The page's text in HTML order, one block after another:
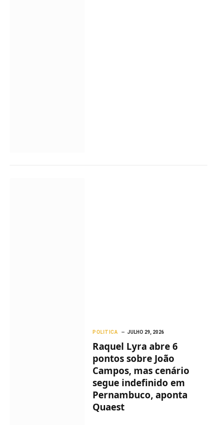
POLITICA JULHO 29, 2026
Raquel Lyra abre 6
pontos sobre João
Campos, mas cenário
segue indefinido em
Pernambuco, aponta
Quaest